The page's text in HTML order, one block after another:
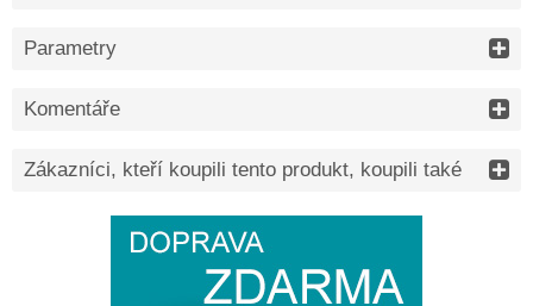
Parametry
Komentáře
Zákazníci, kteří koupili tento produkt, koupili také